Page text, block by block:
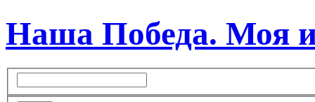
Наша Победа. Моя